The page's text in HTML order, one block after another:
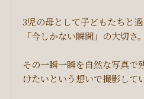
3児の母として子どもたちと
「今しかない瞬間」の大切さ。
その一瞬一瞬を自然な写真で
けたいという想いで撮影して